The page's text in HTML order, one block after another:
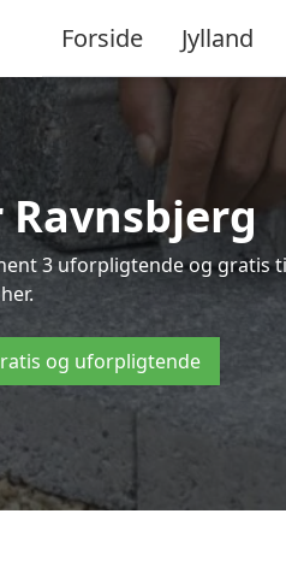
Forside Jylland
3 uforpligtende og
her.
og uforpligtende